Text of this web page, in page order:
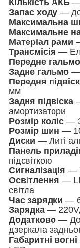
Кількість АКБ —
Запас ходу —
Максимальна
Максимальне
Матеріал рами
Трансмісія —
Передне гальмо
Задне гальмо —
Передня
мм
Задня підвіска
амортизатори
Розмір коліс —
Розмір шин —
Диски — Литі
Панель
підсвіткою
Сигналізація —
Освітлення —
світла
Час зарядки —
Зарядка — 220V,
Додатково —
дзеркала
Габаритні вогні